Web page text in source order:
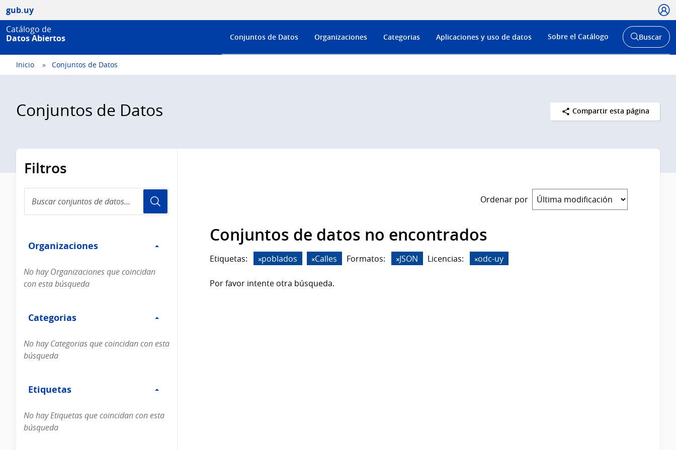
gub.uy
Catálogo de
Datos Abiertos
Menú
de
Conjuntos de Datos Organizaciones Categorias Aplicaciones y uso de datos Sobre el Catálogo
Abrir
buscador
Buscar
Inicio Conjuntos de Datos
Conjuntos de Datos Compartir esta página
Filtros
conjuntos
de
Organizaciones
Organizaciones
No hay Organizaciones que coincidan
con esta búsqueda
Categorias
Categorias
No hay Categorias que coincidan con esta
búsqueda
Etiquetas
Etiquetas
No hay Etiquetas que coincidan con esta
búsqueda
Ordenar por
Conjuntos de datos no encontrados
Etiquetas: poblados Calles Formatos: JSON Licencias: odc-uy
Por favor intente otra búsqueda.